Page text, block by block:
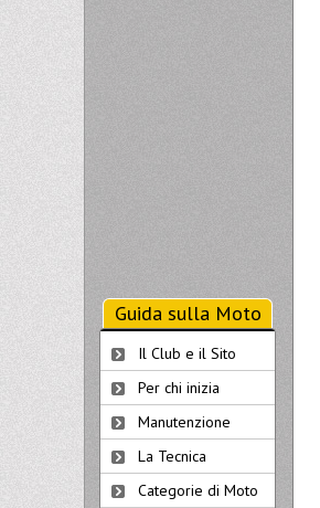
Guida sulla Moto
Il Club e il Sito
Per chi inizia
Manutenzione
La Tecnica
Categorie di Moto